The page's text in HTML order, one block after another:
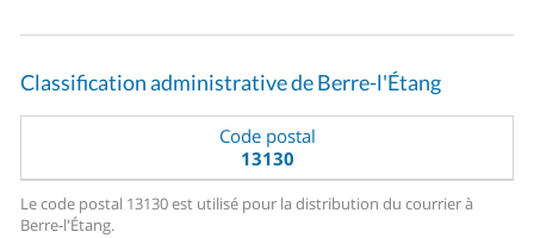
Classification administrative de Berre-l'Étang
Code postal
13130
Le code postal 13130 est utilisé pour la distribution du courrier à
Berre-l'Étang.